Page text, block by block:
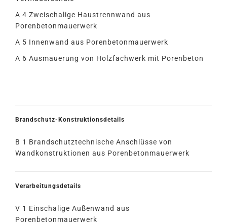
A 4 Zweischalige Haustrennwand aus
Porenbetonmauerwerk
A 5 Innenwand aus Porenbetonmauerwerk
A 6 Ausmauerung von Holzfachwerk mit Porenbeton
Brandschutz-Konstruktionsdetails
B 1 Brandschutztechnische Anschlüsse von
Wandkonstruktionen aus Porenbetonmauerwerk
Verarbeitungsdetails
V 1 Einschalige Außenwand aus
Porenbetonmauerwerk